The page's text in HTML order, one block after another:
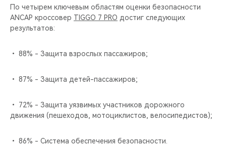
По четырем ключевым областям оценки безопасности
ANCAP кроссовер TIGGO 7 PRO достиг следующих
результатов:
• 88% - Защита взрослых пассажиров;
• 87% - Защита детей-пассажиров;
• 72% - Защита уязвимых участников дорожного
движения (пешеходов, мотоциклистов, велосипедистов);
• 86% - Система обеспечения безопасности.